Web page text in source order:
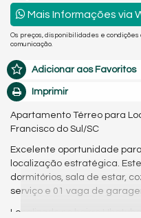
Mais Informações via
Os preços, disponibilidades e
comunicação.
Adicionar aos Favoritos
Imprimir
Apartamento Térreo para
Francisco do Sul/SC
Excelente oportunidade
localização estratégica.
dormitórios, sala de estar,
serviço e 01 vaga de
Localizado no bairro